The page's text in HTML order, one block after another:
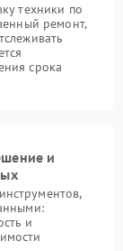
техники по
ремонт,
срока
и
и